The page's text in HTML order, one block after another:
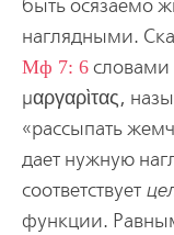
быть осязаемо
наглядными.
Мф 7: 6словами
μαργαρὶτας,
«рассыпать
дает нужную
соответствует
функции.